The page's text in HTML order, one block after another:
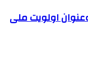
اولویت ملی